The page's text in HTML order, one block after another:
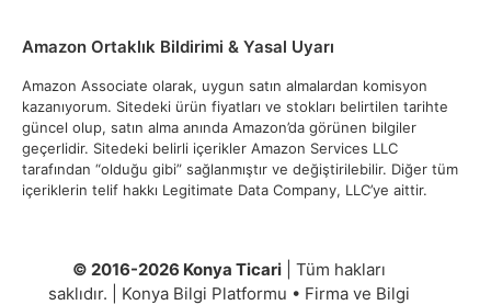
Amazon Ortaklık Bildirimi & Yasal Uyarı
Amazon Associate olarak, uygun satın almalardan komisyon
kazanıyorum. Sitedeki ürün fiyatları ve stokları belirtilen tarihte
güncel olup, satın alma anında Amazon’da görünen bilgiler
geçerlidir. Sitedeki belirli içerikler Amazon Services LLC
tarafından “olduğu gibi” sağlanmıştır ve değiştirilebilir. Diğer tüm
içeriklerin telif hakkı Legitimate Data Company, LLC’ye aittir.
© 2016-2026 Konya Ticari | Tüm hakları
saklıdır. | Konya Bilgi Platformu • Firma ve Bilgi